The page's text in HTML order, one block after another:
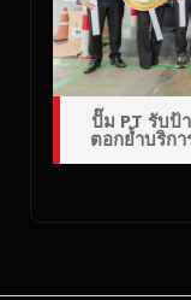
ปั๊ม PT รับป้
ตอกย้ำบริกา